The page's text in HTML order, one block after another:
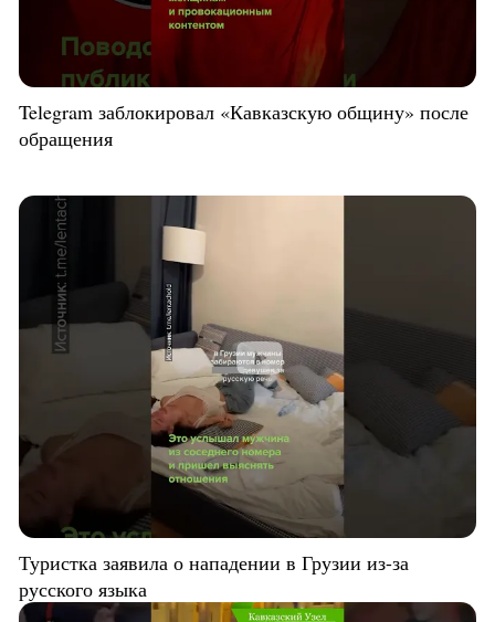
Telegram заблокировал «Кавказскую общину» после
обращения
Туристка заявила о нападении в Грузии из-за
русского языка